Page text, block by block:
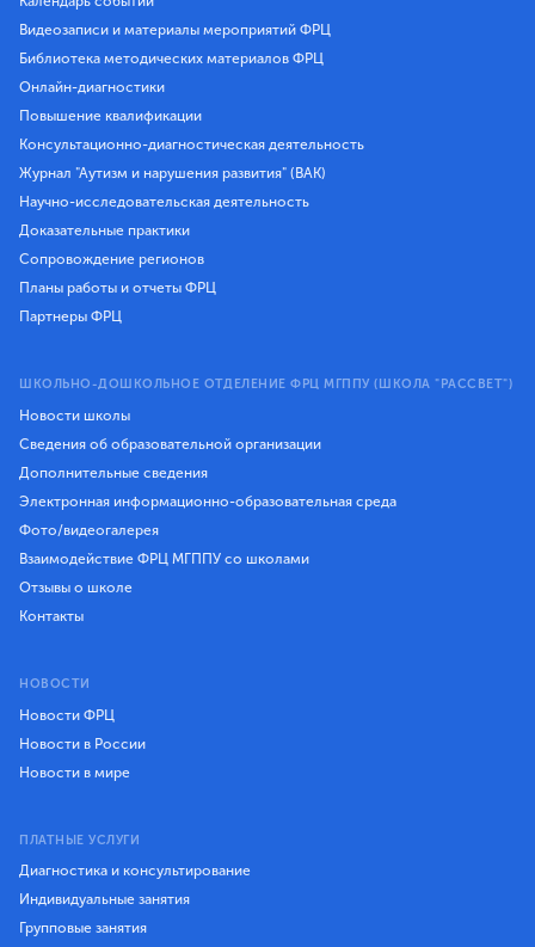
Видеозаписи и материалы мероприятий ФРЦ
Библиотека методических материалов ФРЦ
Онлайн-диагностики
Повышение квалификации
Консультационно-диагностическая деятельность
Журнал "Аутизм и нарушения развития" (ВАК)
Научно-исследовательская деятельность
Доказательные практики
Сопровождение регионов
Планы работы и отчеты ФРЦ
Партнеры ФРЦ
ШКОЛЬНО-ДОШКОЛЬНОЕ ОТДЕЛЕНИЕ ФРЦ МГППУ (ШКОЛА "РАССВЕТ")
Новости школы
Сведения об образовательной организации
Дополнительные сведения
Электронная информационно-образовательная среда
Фото/видеогалерея
Взаимодействие ФРЦ МГППУ со школами
Отзывы о школе
Контакты
НОВОСТИ
Новости ФРЦ
Новости в России
Новости в мире
ПЛАТНЫЕ УСЛУГИ
Диагностика и консультирование
Индивидуальные занятия
Групповые занятия